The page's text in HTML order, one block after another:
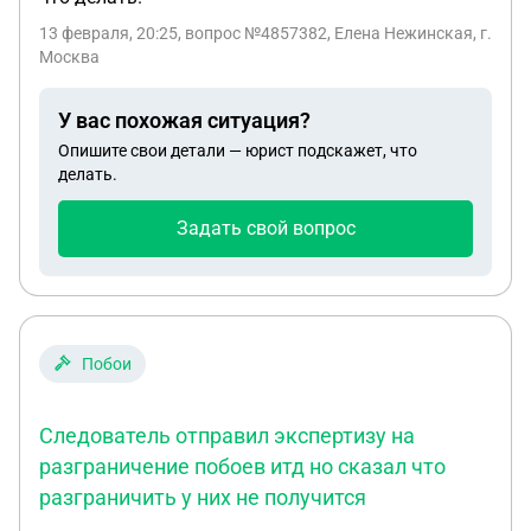
13 февраля, 20:25, вопрос №4857382, Елена Нежинская, г.
Москва
У вас похожая ситуация?
Опишите свои детали — юрист подскажет, что
делать.
Задать свой вопрос
Побои
Следователь отправил экспертизу на
разграничение побоев итд но сказал что
разграничить у них не получится